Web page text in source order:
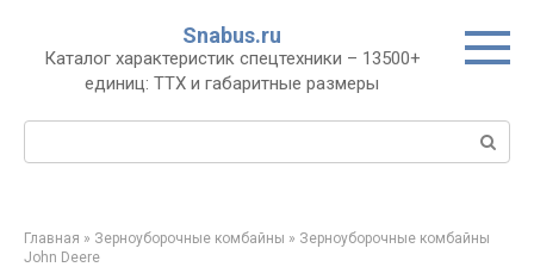
контенту
Snabus.ru
Каталог характеристик спецтехники – 13500+
единиц: ТТХ и габаритные размеры
Главная » Зерноуборочные комбайны » Зерноуборочные комбайны
John Deere